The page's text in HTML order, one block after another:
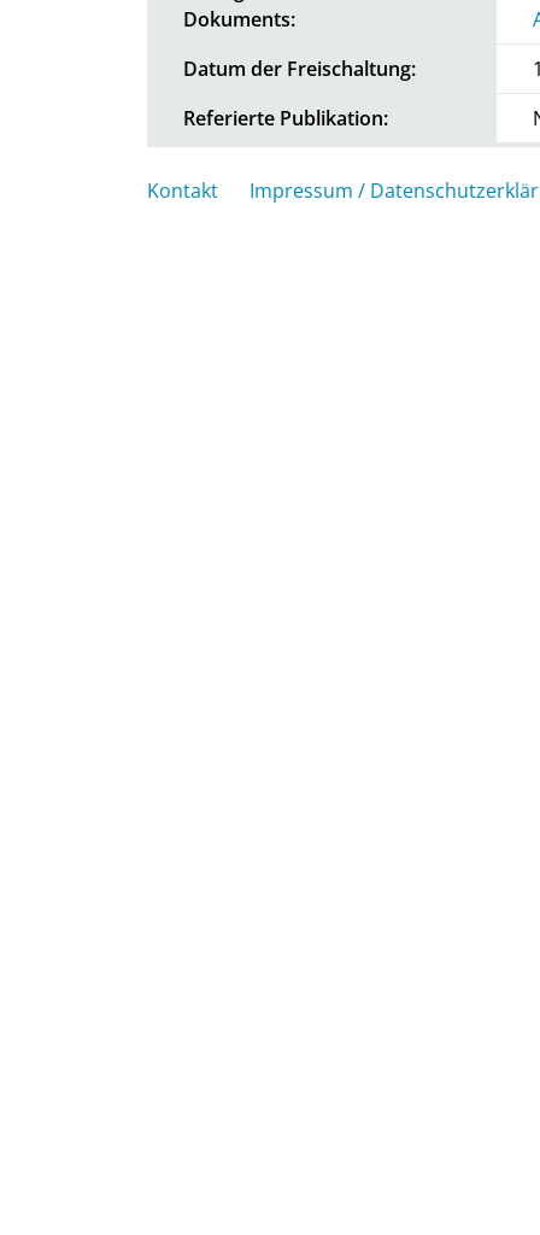
Dokuments:
Datum der Freischaltung:
Referierte Publikation:
Kontakt Impressum /